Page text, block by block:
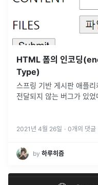
HTML 폼의 인코딩
Type)
스프링 기반 게시판 애플
전달되지 않는 버그가 있었
2021년 4월 26일 · 0개의 댓글
by 하루히즘